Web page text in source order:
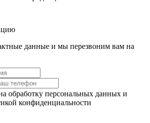
данные и мы перезвоним вам на
обработку персональных данных и
конфиденциальности